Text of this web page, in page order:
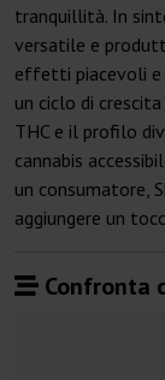
tranquillità. In
versatile e
effetti piacevoli e
un ciclo di
THC e il profilo
cannabis
un consumatore,
aggiungere un
Confronta